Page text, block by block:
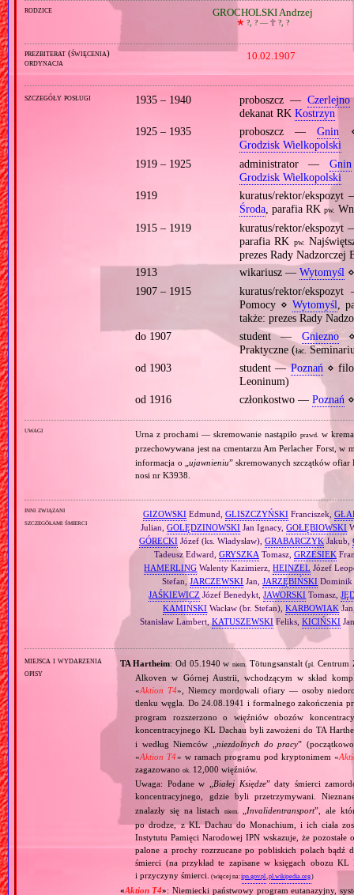
rodzice GROCHOLSKI Andrzej
🞲 ?, ? — 🕆?, ?
prezbiterat (święcenia)
ordynacja
10.02.1907
szczegóły posługi 1935 – 1940 proboszcz — Czerlejno
dekanat RK Kostrzyn
1925 – 1935
proboszcz —Gnin
Grodzisk Wielkopolski
1919 – 1925
administrator —Gnin
Grodzisk Wielkopolski
1919
kuratus/rektor/
Środa, parafia RK pw.
1915 – 1919
kuratus/rektor/
parafia RK pw.
prezes Rady Nadzorczej
1913
wikariusz — Wytomyśl⋄
1907 – 1915
kuratus/rektor/
Pomocy ⋄Wytomyśl,
także: prezes Rady
do 1907
student — Gniezno⋄
Praktyczne (łac.
od 1903
student —Poznań⋄
Leoninum)
od 1916
członkostwo — Poznań
uwagi Urna z prochami — skremowanie nastąpiłoprawd. w
przechowywana jest na cmentarzu Am Perlacher Forst, w
informacja o „ ujawnieniu” skremowanych szczątków ofiar
nosi nr K3938.
inni związani
szczegółami śmierci
GIZOWSKIEdmund, GLISZCZYŃSKIFranciszek,
Julian,GOLĘDZINOWSKI Jan Ignacy,GOŁĘBIOWSKI
GÓRECKIJózef (ks. Władysław), GRABARCZYKJakub,
Tadeusz Edward, GRYSZKA Tomasz, GRZESIEK
HAMERLING Walenty Kazimierz,HEINZEL Józef
Stefan,JARCZEWSKI Jan,JARZĘBIŃSKI Dominik
JAŚKIEWICZ Józef Benedykt,JAWORSKI Tomasz,
KAMIŃSKI Wacław (br. Stefan),KARBOWIAK
Stanisław Lambert, KATUSZEWSKIFeliks, KICIŃSKI
miejsca i wydarzenia
opisy
TA Hartheim: Od 05.1940 w niem. Tötungsanstalt (pl.
Centrum
Alkoven w Górnej Austrii, wchodzącym w skład
«Aktion T4», Niemcy mordowali ofiary — osoby
tlenku węgla. Do 24.08.1941 i formalnego zakończenia
program rozszerzono o więźniów obozów
koncentracyjnego KL Dachau byli zawożeni do TA
i według Niemców „ niezdolnych do pracy”
«Aktion T4» w ramach programu pod kryptonimem «
zagazowanook.
12,000 więźniów.
Uwaga: Podane w „ Białej Księdze” daty śmierci
koncentracyjnego, gdzie byli przetrzymywani.
znalazły się na listach
niem. Invalidentransport”, ale
po drodze, z KL Dachau do Monachium, i ich ciała
Instytutu Pamięci Narodowej IPN wskazuje, że
palone a prochy rozrzucane po pobliskich polach bądź
śmierci (na przykład te zapisane w księgach obozu
i przyczyny śmierci.
(więcej na:ipn.gov.pl ,pl.wikipedia.org)
«Aktion T4»: Niemiecki państwowy program eutanazyjny,